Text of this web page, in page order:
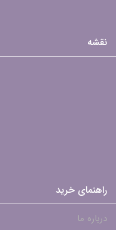
نقشه
راهنمای خرید
درباره ما